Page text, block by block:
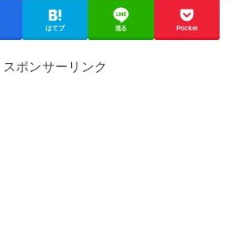
はてブ 送る Pocket
スポンサーリンク